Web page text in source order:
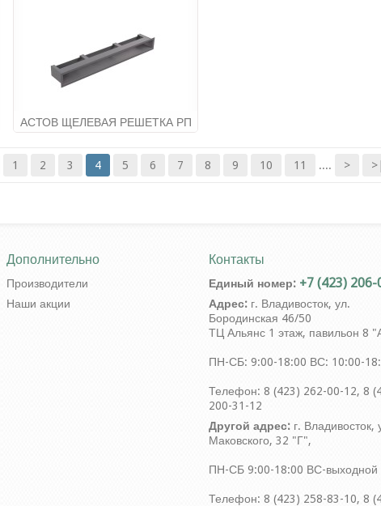
АСТОВ ЩЕЛЕВАЯ РЕШЕТКА РП
80Х6
9 720.00руб
1 2 3 4 5 6 7 8 9 10 11 .... > >|
Дополнительно
Производители
Наши акции
Контакты
Единый номер: +7 (423)
Адрес: г. Владивосток, ул.
Бородинская 46/50
ТЦ Альянс 1 этаж, павильон 8
ПН-СБ: 9:00-18:00 ВС: 10:00-
Телефон: 8 (423) 262-00-12, 8
200-31-12
Другой адрес: г. Владивосток,
Маковского, 32 "Г",
ПН-СБ 9:00-18:00 ВС-выходной
Телефон: 8 (423) 258-83-10, 8